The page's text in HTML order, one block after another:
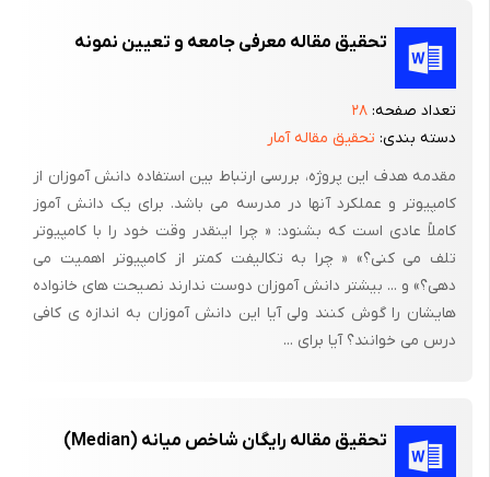
تحقیق مقاله معرفی جامعه و تعیین نمونه
تعداد صفحه: ۲۸
دسته بندی: تحقیق مقاله آمار
مقدمه هدف این پروژه، بررسی ارتباط بین استفاده دانش آموزان از
کامپیوتر و عملکرد آنها در مدرسه می باشد. برای یک دانش آموز
کاملاً عادی است که بشنود: « چرا اینقدر وقت خود را با کامپیوتر
تلف می کنی؟» « چرا به تکالیفت کمتر از کامپیوتر اهمیت می
دهی؟» و ... بیشتر دانش آموزان دوست ندارند نصیحت های خانواده
هایشان را گوش کنند ولی آیا این دانش آموزان به اندازه ی کافی
درس می خوانند؟ آیا برای ...
تحقیق مقاله رایگان شاخص میانه (Median)